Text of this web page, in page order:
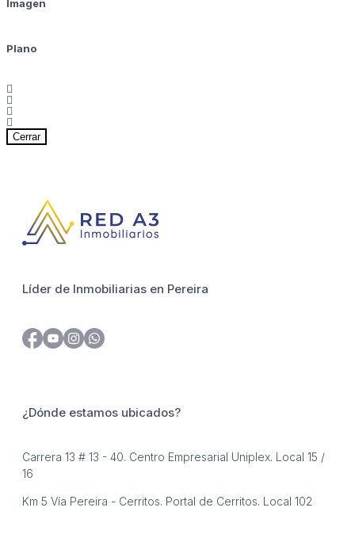
Imagen
Plano
Cerrar
Líder de Inmobiliarias en Pereira
¿Dónde estamos ubicados?
Carrera 13 # 13 - 40. Centro Empresarial Uniplex. Local 15 /
16
Km 5 Vía Pereira - Cerritos. Portal de Cerritos. Local 102